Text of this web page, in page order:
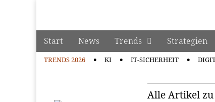
manage it
Main menu
Skip to content
Start News Trends Strategien
TRENDS 2026 KI IT-SICHERHEIT
Alle Artikel